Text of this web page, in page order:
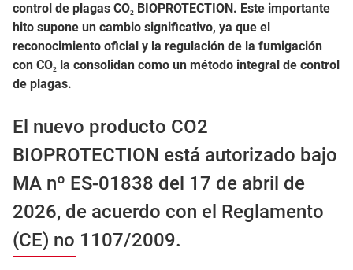
control de plagas CO₂ BIOPROTECTION. Este importante
hito supone un cambio significativo, ya que el
reconocimiento oficial y la regulación de la fumigación
con CO₂ la consolidan como un método integral de control
de plagas.
El nuevo producto CO2
BIOPROTECTION está autorizado bajo
MA nº ES-01838 del 17 de abril de
2026, de acuerdo con el Reglamento
(CE) no 1107/2009.